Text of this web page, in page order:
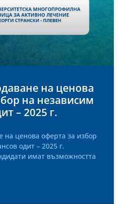
на ценова
на независим
– 2025 г.
на ценова оферта за избор
одит – 2025 г.
имат възможността